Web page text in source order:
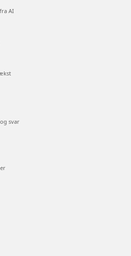
AI
svar